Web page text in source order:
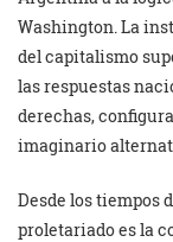
Washington. La
del capitalismo
las respuestas
derechas,
imaginario
Desde los tiempos
proletariado es la